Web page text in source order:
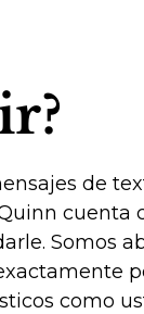
de
Somos
como